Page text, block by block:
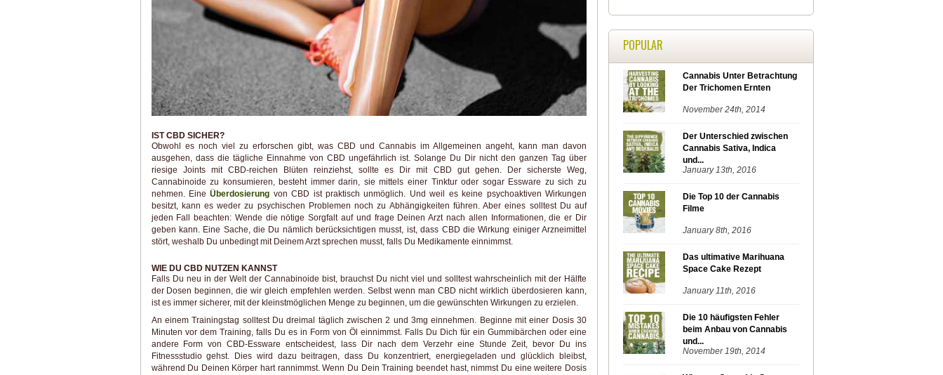
IST CBD SICHER?
Obwohl es noch viel zu erforschen gibt, was CBD und Cannabis im Allgemeinen angeht, kann man davon
ausgehen, dass die tägliche Einnahme von CBD ungefährlich ist. Solange Du Dir nicht den ganzen Tag über
riesige Joints mit CBD-reichen Blüten reinziehst, sollte es Dir mit CBD gut gehen. Der sicherste Weg,
Cannabinoide zu konsumieren, besteht immer darin, sie mittels einer Tinktur oder sogar Essware zu sich zu
nehmen. EineÜberdosierung von CBD ist praktisch unmöglich. Und weil es keine psychoaktiven Wirkungen
besitzt, kann es weder zu psychischen Problemen noch zu Abhängigkeiten führen. Aber eines solltest Du auf
jeden Fall beachten: Wende die nötige Sorgfalt auf und frage Deinen Arzt nach allen Informationen, die er Dir
geben kann. Eine Sache, die Du nämlich berücksichtigen musst, ist, dass CBD die Wirkung einiger Arzneimittel
stört, weshalb Du unbedingt mit Deinem Arzt sprechen musst, falls Du Medikamente einnimmst.
WIE DU CBD NUTZEN KANNST
Falls Du neu in der Welt der Cannabinoide bist, brauchst Du nicht viel und solltest wahrscheinlich mit der Hälfte
der Dosen beginnen, die wir gleich empfehlen werden. Selbst wenn man CBD nicht wirklich überdosieren kann,
ist es immer sicherer, mit der kleinstmöglichen Menge zu beginnen, um die gewünschten Wirkungen zu erzielen.
An einem Trainingstag solltest Du dreimal täglich zwischen 2 und 3mg einnehmen. Beginne mit einer Dosis 30
Minuten vor dem Training, falls Du es in Form von Öl einnimmst. Falls Du Dich für ein Gummibärchen oder eine
andere Form von CBD-Essware entscheidest, lass Dir nach dem Verzehr eine Stunde Zeit, bevor Du ins
Fitnessstudio gehst. Dies wird dazu beitragen, dass Du konzentriert, energiegeladen und glücklich bleibst,
während Du Deinen Körper hart rannimmst. Wenn Du Dein Training beendet hast, nimmst Du eine weitere Dosis
POPULAR
Cannabis Unter Betrachtung
Der Trichomen Ernten
November 24th, 2014
Der Unterschied zwischen
Cannabis Sativa, Indica
und...
January 13th, 2016
Die Top 10 der Cannabis
Filme
January 8th, 2016
Das ultimative Marihuana
Space Cake Rezept
January 11th, 2016
Die 10 häufigsten Fehler
beim Anbau von Cannabis
und...
November 19th, 2014